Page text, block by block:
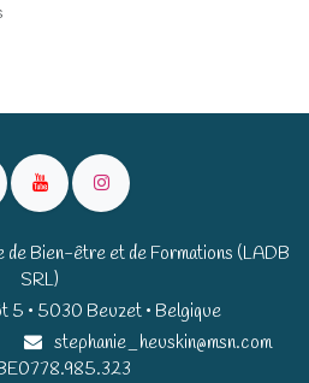
Bien-être et de Formations (LADB
SRL)
5 • 5030 Beuzet • Belgique​​
stephanie_heuskin@msn.com